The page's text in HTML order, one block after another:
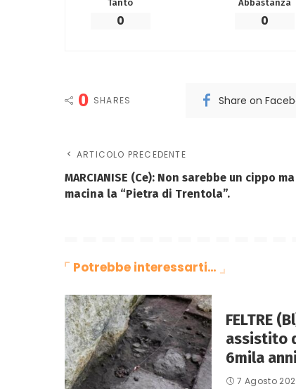
Tanto
0
Abbastanza
0
0 SHARES Share on
ARTICOLO PRECEDENTE
MARCIANISE (Ce): Non sarebbe un cippo
macina la “Pietra di Trentola”.
Potrebbe interessarti…
FELTRE
assistito
6mila
7 Agosto